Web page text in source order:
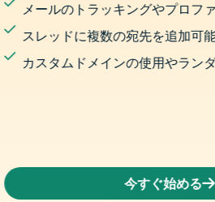
スパムが届いた場合はエイリ
ハッカーが追跡するデータの
本来の受信トレイを安全かつク
今すぐ始める